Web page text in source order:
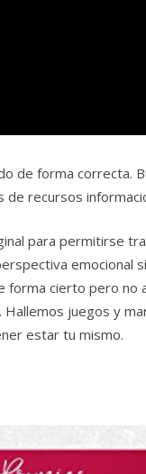
de forma correcta.
recursos
para permitirse
forma cierto pero
juegos y
estar tu mismo.